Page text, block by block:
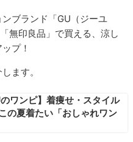
ブランド「GU（ジーユ
無印良品」で買える、涼し
プ！
ます。
のワンピ】着痩せ・スタイル
の夏着たい「おしゃれワン